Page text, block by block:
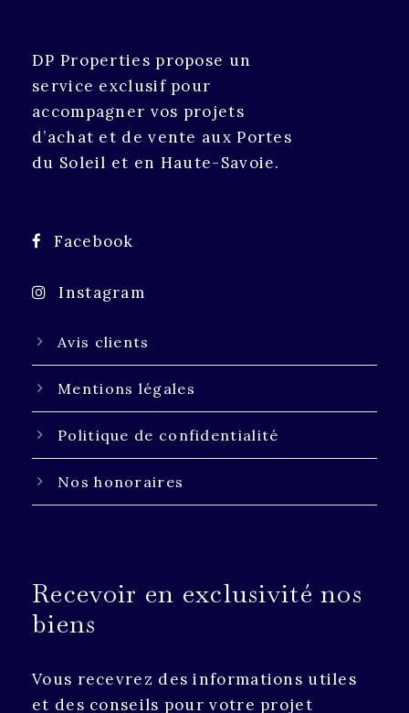
DP Properties propose un
service exclusif pour
accompagner vos projets
d’achat et de vente aux Portes
du Soleil et en Haute-Savoie.
Facebook
Instagram
Avis clients
Mentions légales
Politique de confidentialité
Nos honoraires
Recevoir en exclusivité nos
biens
Vous recevrez des informations utiles
et des conseils pour votre projet